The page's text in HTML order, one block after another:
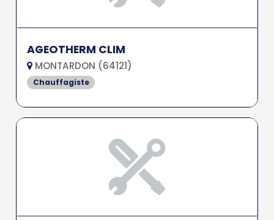
AGEOTHERM CLIM
MONTARDON (64121)
Chauffagiste